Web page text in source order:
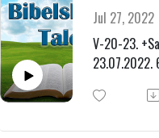
Jul 27, 2022
V-20-23.
23.07.2022.